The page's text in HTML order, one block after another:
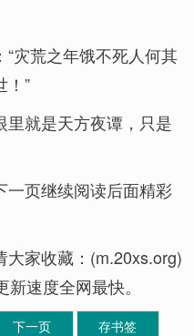
灾荒之年饿不死人何其
！”
里就是天方夜谭，只是
页继续阅读后面精彩
家收藏：(m.20xs.org)
速度全网最快。
下一页 存书签